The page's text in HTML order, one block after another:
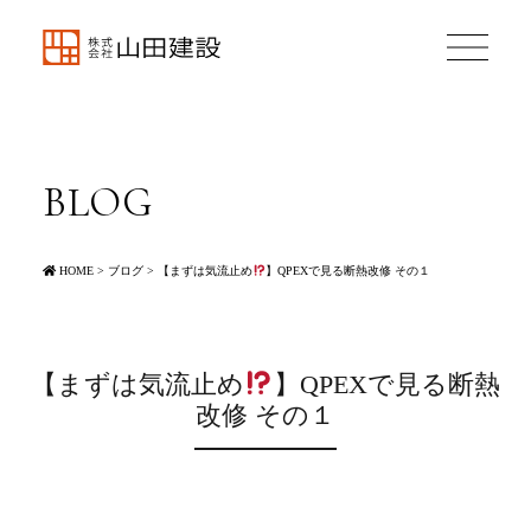
BLOG
HOME> ブログ> 【まずは気流止め 】QPEXで見る断熱改修 その１
【まずは気流止め
】QPEXで見る断熱
改修 その１